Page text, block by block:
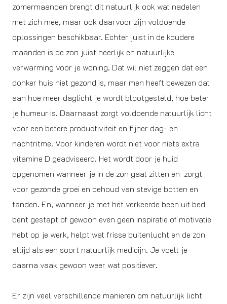
zomermaanden brengt dit natuurlijk ook wat nadelen
met zich mee, maar ook daarvoor zijn voldoende
oplossingen beschikbaar. Echter juist in de koudere
maanden is de zon juist heerlijk en natuurlijke
verwarming voor je woning. Dat wil niet zeggen dat een
donker huis niet gezond is, maar men heeft bewezen dat
aan hoe meer daglicht je wordt blootgesteld, hoe beter
je humeur is. Daarnaast zorgt voldoende natuurlijk licht
voor een betere productiviteit en fijner dag- en
nachtritme. Voor kinderen wordt niet voor niets extra
vitamine D geadviseerd. Het wordt door je huid
opgenomen wanneer je in de zon gaat zitten en zorgt
voor gezonde groei en behoud van stevige botten en
tanden. En, wanneer je met het verkeerde been uit bed
bent gestapt of gewoon even geen inspiratie of motivatie
hebt op je werk, helpt wat frisse buitenlucht en de zon
altijd als een soort natuurlijk medicijn. Je voelt je
daarna vaak gewoon weer wat positiever.
Er zijn veel verschillende manieren om natuurlijk licht